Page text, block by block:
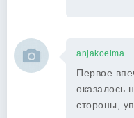
anjakoelma
Первое
оказалось
стороны,